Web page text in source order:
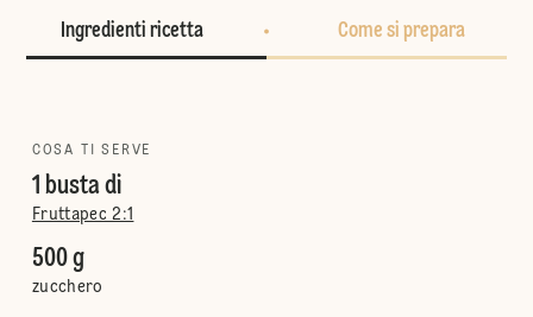
Ingredienti ricetta Come si prepara
COSA TI SERVE
1 busta di
Fruttapec 2:1
500 g
zucchero